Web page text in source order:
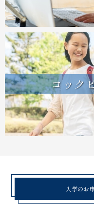
コック
入学のお